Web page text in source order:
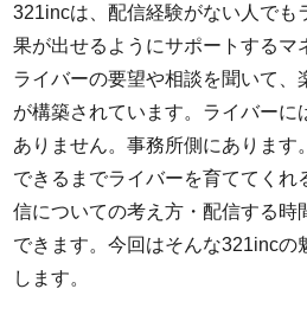
321incは、配信経験がない人でも
果が出せるようにサポートするマ
ライバーの要望や相談を聞いて、
が構築されています。ライバーに
ありません。事務所側にあります
できるまでライバーを育ててくれ
信についての考え方・配信する時
できます。今回はそんな321incの
します。